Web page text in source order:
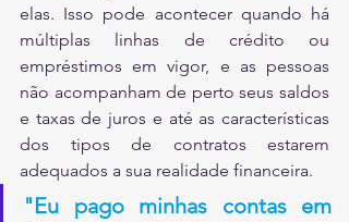
elas. Isso pode acontecer quando há
múltiplas linhas de crédito ou
empréstimos em vigor, e as pessoas
não acompanham de perto seus saldos
e taxas de juros e até as características
dos tipos de contratos estarem
adequados a sua realidade financeira.
"Eu pago minhas contas em